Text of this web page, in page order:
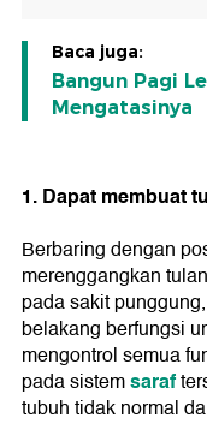
Baca juga:
Bangun Pagi
Mengatasinya
1. Dapat membuat
Berbaring dengan
merenggangkan
pada sakit
belakang berfungsi
mengontrol semua
pada sistemsaraf
tubuh tidak normal